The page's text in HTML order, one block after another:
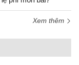
Xem thêm